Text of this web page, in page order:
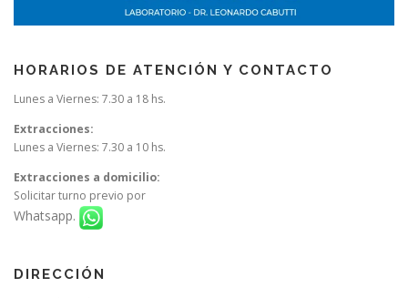
HORARIOS DE ATENCIÓN Y CONTACTO
Lunes a Viernes: 7.30 a 18 hs.
Extracciones:
Lunes a Viernes: 7.30 a 10 hs.
Extracciones a domicilio:
Solicitar turno previo por
Whatsapp.
DIRECCIÓN